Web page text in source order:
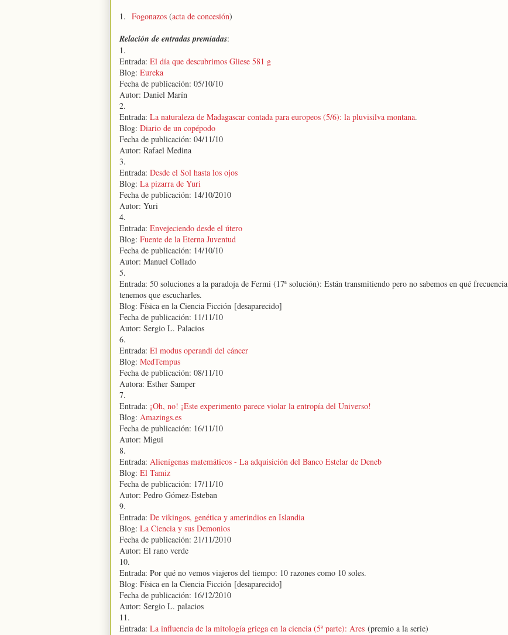
1. Fogonazos (acta de concesión)
Relación de entradas premiadas:
1.
Entrada: El día que descubrimos Gliese 581 g
Blog: Eureka
Fecha de publicación: 05/10/10
Autor: Daniel Marín
2.
Entrada: La naturaleza de Madagascar contada para europeos (5/6): la pluvisilva montana.
Blog: Diario de un copépodo
Fecha de publicación: 04/11/10
Autor: Rafael Medina
3.
Entrada: Desde el Sol hasta los ojos
Blog: La pizarra de Yuri
Fecha de publicación: 14/10/2010
Autor: Yuri
4.
Entrada: Envejeciendo desde el útero
Blog: Fuente de la Eterna Juventud
Fecha de publicación: 14/10/10
Autor: Manuel Collado
5.
Entrada: 50 soluciones a la paradoja de Fermi (17ª solución): Están transmitiendo pero no sabemos en qué frecuencia
tenemos que escucharles.
Blog: Física en la Ciencia Ficción [desaparecido]
Fecha de publicación: 11/11/10
Autor: Sergio L. Palacios
6.
Entrada: El modus operandi del cáncer
Blog: MedTempus
Fecha de publicación: 08/11/10
Autora: Esther Samper
7.
Entrada: ¡Oh, no! ¡Este experimento parece violar la entropía del Universo!
Blog: Amazings.es
Fecha de publicación: 16/11/10
Autor: Migui
8.
Entrada: Alienígenas matemáticos - La adquisición del Banco Estelar de Deneb
Blog: El Tamiz
Fecha de publicación: 17/11/10
Autor: Pedro Gómez-Esteban
9.
Entrada: De vikingos, genética y amerindios en Islandia
Blog: La Ciencia y sus Demonios
Fecha de publicación: 21/11/2010
Autor: El rano verde
10.
Entrada: Por qué no vemos viajeros del tiempo: 10 razones como 10 soles.
Blog: Física en la Ciencia Ficción [desaparecido]
Fecha de publicación: 16/12/2010
Autor: Sergio L. palacios
11.
Entrada: La influencia de la mitología griega en la ciencia (5ª parte): Ares (premio a la serie)